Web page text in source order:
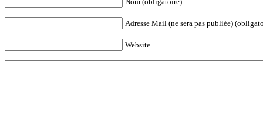
Adresse Mail (ne sera pas publiée)
Website